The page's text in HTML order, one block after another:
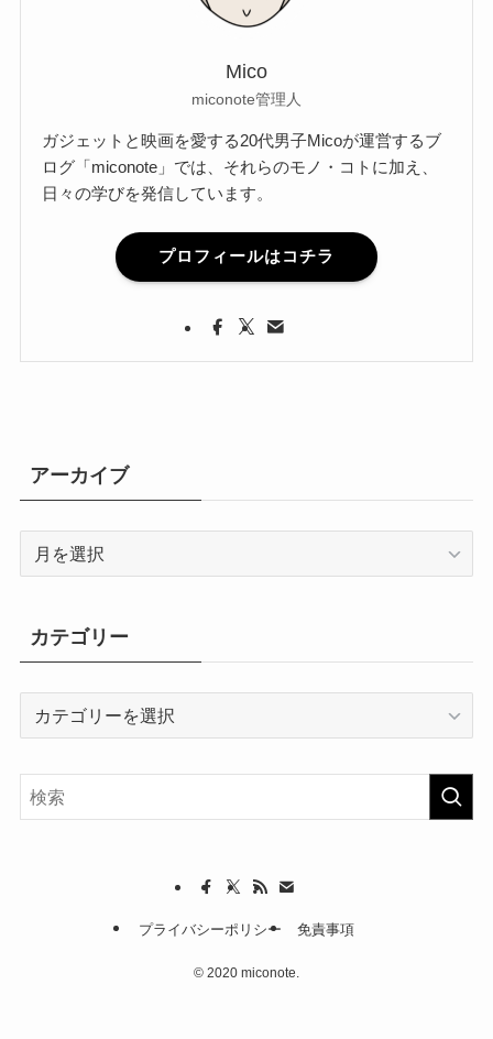
Mico
miconote管理人
ガジェットと映画を愛する20代男子Micoが運営するブ
ログ「miconote」では、それらのモノ・コトに加え、
日々の学びを発信しています。
プロフィールはコチラ
アーカイブ
ブ
カテゴリー
リ
ー
プライバシーポリシー 免責事項
© 2020 miconote.